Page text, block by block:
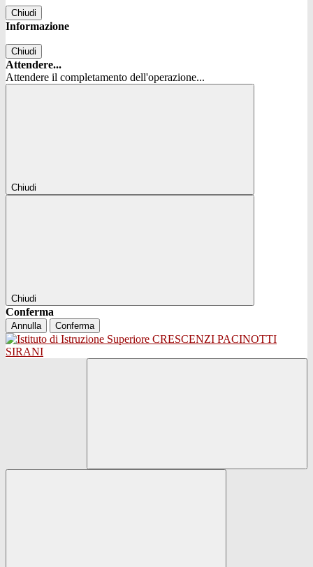
Chiudi
Informazione
Chiudi
Attendere...
Attendere il completamento dell'operazione...
Chiudi
Chiudi
Conferma
Annulla Conferma